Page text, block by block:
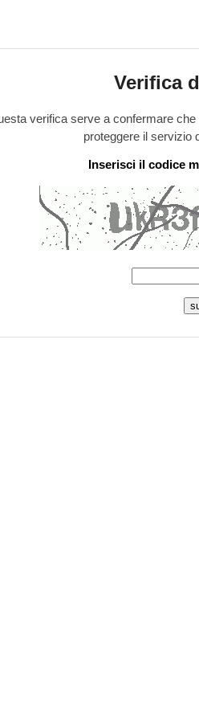
Verifica
verifica serve a confermare
proteggere il servizio
Inserisci il codice